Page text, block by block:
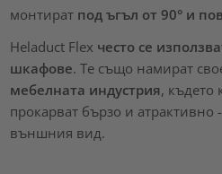
монтират под ъгъл от 90° и
Heladuct Flex често се
шкафове. Те също намират
мебелната индустрия, където
прокарват бързо и атрактивно
външния вид.